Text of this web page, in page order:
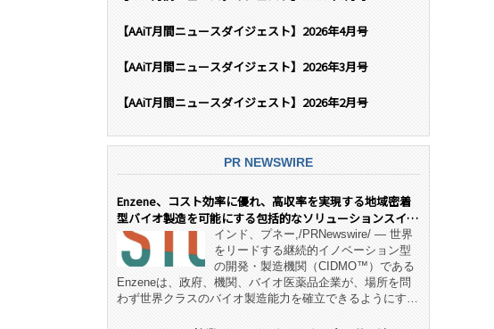
【AAiT月間ニュースダイジェスト】2026年4月号
【AAiT月間ニュースダイジェスト】2026年3月号
【AAiT月間ニュースダイジェスト】2026年2月号
PR NEWSWIRE
Enzene、コスト効率に優れ、高収率を実現する地域密着
型バイオ製造を可能にする包括的なソリューションスイー
ト「NeX™」 をリリースインド、プネー,/PRNewswire/ — 世界
をリードする継続的イノベーション型
の開発・製造機関（CIDMO™）である
Enzeneは、政府、機関、バイオ医薬品企業が、場所を問
わず世界クラスのバイオ製造能力を確立できるようにす